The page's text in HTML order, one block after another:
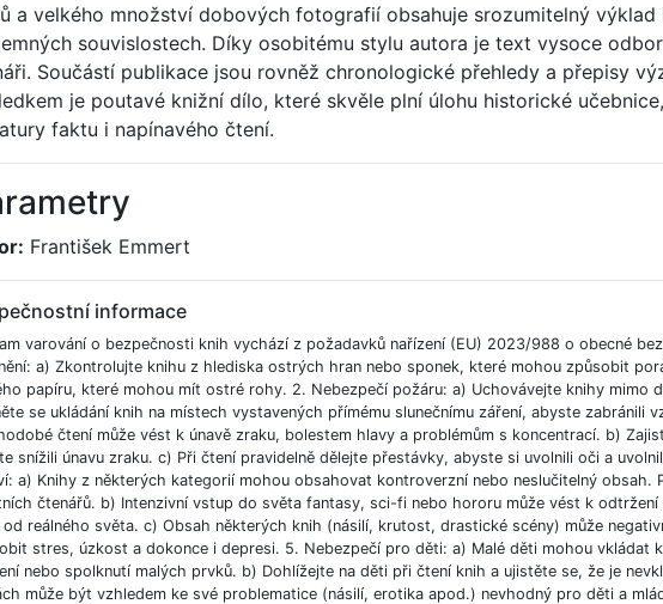
a velkého množství dobových fotografií obsahuje srozumitelný
souvislostech. Díky osobitému stylu autora je text vysoce
Součástí publikace jsou rovněž chronologické přehledy a přepisy
je poutavé knižní dílo, které skvěle plní úlohu historické
faktu i napínavého čtení.
František Emmert
informace
varování o bezpečnosti knih vychází z požadavků nařízení (EU) 2023/988 o obecné
a) Zkontrolujte knihu z hlediska ostrých hran nebo sponek, které mohou způsobit
papíru, které mohou mít ostré rohy. 2. Nebezpečí požáru: a) Uchovávejte knihy mimo
se ukládání knih na místech vystavených přímému slunečnímu záření, abyste zabránili
čtení může vést k únavě zraku, bolestem hlavy a problémům s koncentrací. b)
snížili únavu zraku. c) Při čtení pravidelně dělejte přestávky, abyste si uvolnili oči a
a) Knihy z některých kategorií mohou obsahovat kontroverzní nebo neslučitelný obsah.
čtenářů. b) Intenzivní vstup do světa fantasy, sci-fi nebo hororu může vést k
reálného světa. c) Obsah některých knih (násilí, krutost, drastické scény) může
stres, úzkost a dokonce i depresi. 5. Nebezpečí pro děti: a) Malé děti mohou vkládat
nebo spolknutí malých prvků. b) Dohlížejte na děti při čtení knih a ujistěte se, že je
může být vzhledem ke své problematice (násilí, erotika apod.) nevhodný pro děti a